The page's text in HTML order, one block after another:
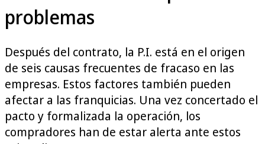
problemas
Después del contrato, la P.I. está en el origen
de seis causas frecuentes de fracaso en las
empresas. Estos factores también pueden
afectar a las franquicias. Una vez concertado el
pacto y formalizada la operación, los
compradores han de estar alerta ante estos